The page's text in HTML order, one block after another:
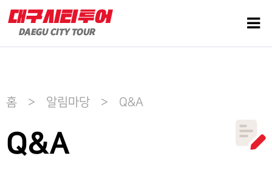
홈 > 알림마당 > Q&A
Q&A